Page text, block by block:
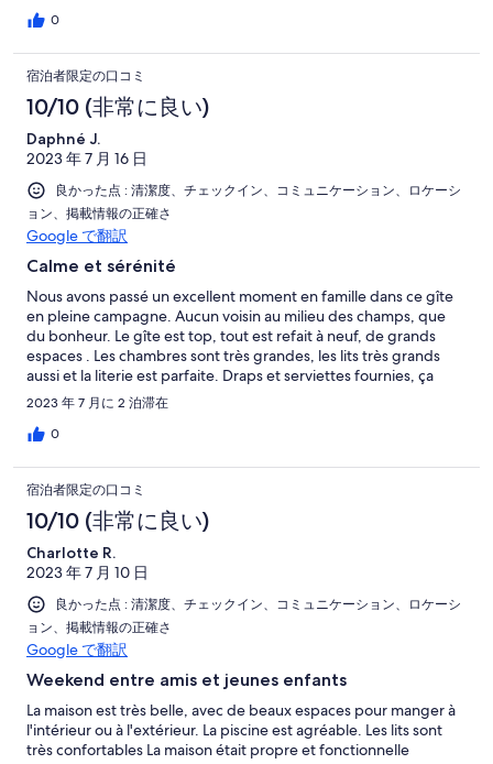
0
宿泊者限定の口コミ
10/10 (非常に良い)
Daphné J.
2023 年 7 月 16 日
良かった点 : 清潔度、チェックイン、コミュニケーション、ロケーシ
ョン、掲載情報の正確さ
Google で翻訳
Calme et sérénité
Nous avons passé un excellent moment en famille dans ce gîte
en pleine campagne. Aucun voisin au milieu des champs, que
du bonheur. Le gîte est top, tout est refait à neuf, de grands
espaces . Les chambres sont très grandes, les lits très grands
aussi et la literie est parfaite. Draps et serviettes fournies, ça
c'est très agréable aussi. Le coin piscine permet de vivre de
bons moments. Nous avions prévus de visiter les alentours mais
nous nous sentions tellement bien dans ce gîte que nous
pétanque, molky et possibilité de faire une bonne sieste à l'abri
sous les arbres. On garde l'adresse!!! merci pour votre accueil!
2023 年 7 月に 2 泊滞在
0
宿泊者限定の口コミ
10/10 (非常に良い)
Charlotte R.
2023 年 7 月 10 日
良かった点 : 清潔度、チェックイン、コミュニケーション、ロケーシ
ョン、掲載情報の正確さ
Google で翻訳
Weekend entre amis et jeunes enfants
La maison est très belle, avec de beaux espaces pour manger à
l'intérieur ou à l'extérieur. La piscine est agréable. Les lits sont
très confortables La maison était propre et fonctionnelle